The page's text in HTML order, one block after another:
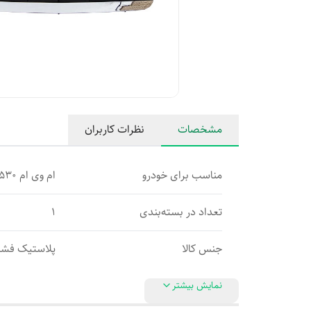
مشخصات نظرات کاربران
مناسب برای خودرو ام وی ام 530
تعداد در بسته‌بندی 1
جنس کالا پلاستیک
نمایش بیشتر